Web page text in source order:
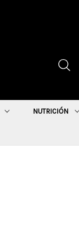
NUTRICIÓN